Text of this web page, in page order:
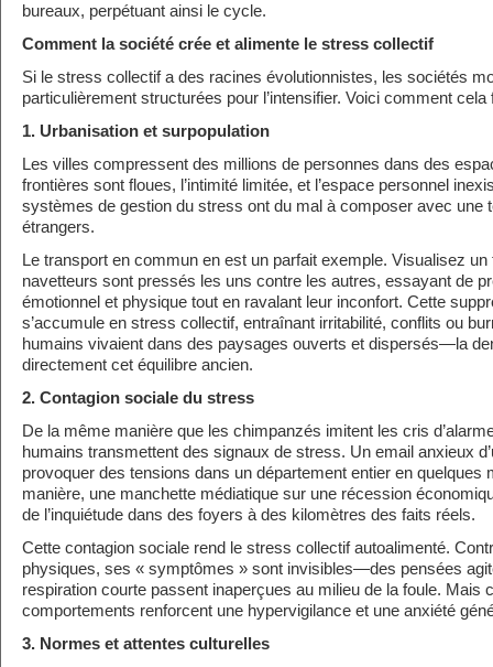
bureaux, perpétuant ainsi le cycle.
Comment la société crée et alimente le stress collectif
Si le stress collectif a des racines évolutionnistes, les sociétés
particulièrement structurées pour l’intensifier. Voici comment cela
1. Urbanisation et surpopulation
Les villes compressent des millions de personnes dans des
frontières sont floues, l’intimité limitée, et l’espace personnel
systèmes de gestion du stress ont du mal à composer avec une
étrangers.
Le transport en commun en est un parfait exemple. Visualisez un
navetteurs sont pressés les uns contre les autres, essayant de
émotionnel et physique tout en ravalant leur inconfort. Cette
s’accumule en stress collectif, entraînant irritabilité, conflits ou
humains vivaient dans des paysages ouverts et dispersés—la
directement cet équilibre ancien.
2. Contagion sociale du stress
De la même manière que les chimpanzés imitent les cris
humains transmettent des signaux de stress. Un email anxieux
provoquer des tensions dans un département entier en quelques
manière, une manchette médiatique sur une récession
de l’inquiétude dans des foyers à des kilomètres des faits réels.
Cette contagion sociale rend le stress collectif autoalimenté.
physiques, ses « symptômes » sont invisibles—des pensées
respiration courte passent inaperçues au milieu de la foule. Mais
comportements renforcent une hypervigilance et une anxiété
3. Normes et attentes culturelles